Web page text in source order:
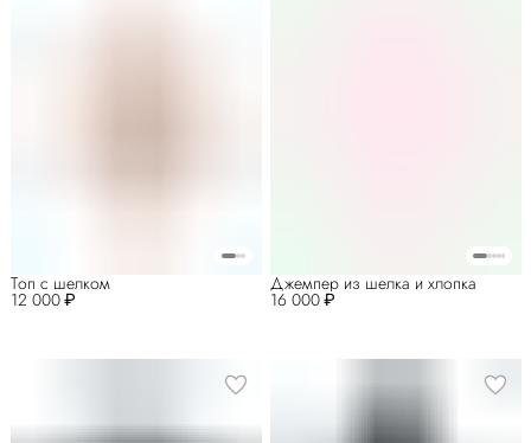
12 000 ₽
Топ с шелком
16 000 ₽
Джемпер из шелка и хлопка